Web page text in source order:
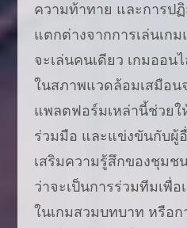
ความท้าทาย และการป
แตกต่างจากการเล่นเก
จะเล่นคนเดียว เกมออ
ในสภาพแวดล้อมเสมือน
แพลตฟอร์มเหล่านี้ช่วยใ
ร่วมมือ และแข่งขันกับผู้
เสริมความรู้สึกของชุมช
ว่าจะเป็นการร่วมทีมเพื่
ในเกมสวมบทบาท หรือ